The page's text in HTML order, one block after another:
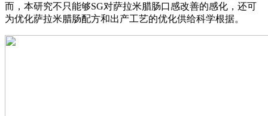
而，本研究不只能够SG对萨拉米腊肠口感改善的感化，还可
为优化萨拉米腊肠配方和出产工艺的优化供给科学根据。